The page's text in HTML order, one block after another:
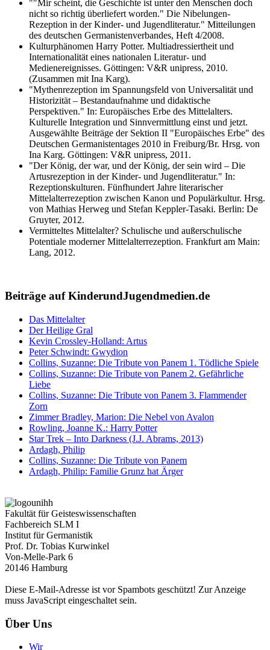
""Mir scheint, die Geschichte ist unter den Menschen doch
nicht so richtig überliefert worden." Die Nibelungen-
Rezeption in der Kinder- und Jugendliteratur." Mitteilungen
des deutschen Germanistenverbandes, Heft 4/2008.
Kulturphänomen Harry Potter. Multiadressiertheit und
Internationalität eines nationalen Literatur- und
Medienereignisses. Göttingen: V&R unipress, 2010.
(Zusammen mit Ina Karg).
"Mythenrezeption im Spannungsfeld von Universalität und
Historizität – Bestandaufnahme und didaktische
Perspektiven." In: Europäisches Erbe des Mittelalters.
Kulturelle Integration und Sinnvermittlung einst und jetzt.
Ausgewählte Beiträge der Sektion II "Europäisches Erbe" des
Deutschen Germanistentages 2010 in Freiburg/Br. Hrsg. von
Ina Karg. Göttingen: V&R unipress, 2011.
"Der König, der war, und der König, der sein wird – Die
Artusrezeption in der Kinder- und Jugendliteratur." In:
Rezeptionskulturen. Fünfhundert Jahre literarischer
Mittelalterrezeption zwischen Kanon und Populärkultur. Hrsg.
von Mathias Herweg und Stefan Keppler-Tasaki. Berlin: De
Gruyter, 2012.
Vermitteltes Mittelalter? Schulische und außerschulische
Potentiale moderner Mittelalterrezeption. Frankfurt am Main:
Lang, 2012.
Beiträge auf KinderundJugendmedien.de
Das Mittelalter
Der Heilige Gral
Kevin Crossley-Holland: Artus
Peter Schwindt: Gwydion
Collins, Suzanne: Die Tribute von Panem 1. Tödliche Spiele
Collins, Suzanne: Die Tribute von Panem 2. Gefährliche
Liebe
Collins, Suzanne: Die Tribute von Panem 3. Flammender
Zorn
Zimmer Bradley, Marion: Die Nebel von Avalon
Rowling, Joanne K.: Harry Potter
Star Trek – Into Darkness (J.J. Abrams, 2013)
Ardagh, Philip
Collins, Suzanne: Die Tribute von Panem
Ardagh, Philip: Familie Grunz hat Ärger
Fakultät für Geisteswissenschaften
Fachbereich SLM I
Institut für Germanistik
Prof. Dr. Tobias Kurwinkel
Von-Melle-Park 6
20146 Hamburg
Diese E-Mail-Adresse ist vor Spambots geschützt! Zur Anzeige
muss JavaScript eingeschaltet sein.
Über Uns
Wir